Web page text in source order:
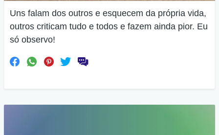
Uns falam dos outros e esquecem da própria vida,
outros criticam tudo e todos e fazem ainda pior. Eu
só observo!